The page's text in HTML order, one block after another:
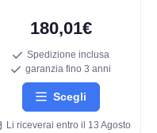
180,01€
Spedizione inclusa
garanzia fino 3 anni
Scegli
Li riceverai entro il 13 Agosto